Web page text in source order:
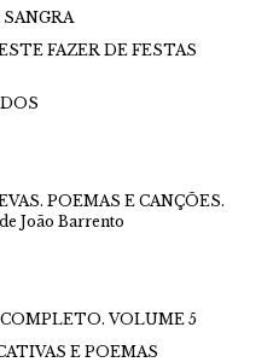
FAZER DE FESTAS
POEMAS E CANÇÕES.
João Barrento
VOLUME 5
E POEMAS